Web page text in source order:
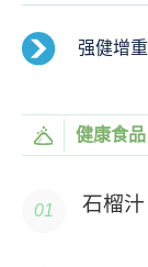
强健增
健康食品
石榴汁